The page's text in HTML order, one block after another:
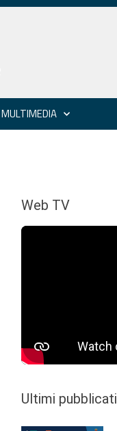
MULTIMEDIA
Web TV
Ultimi pubblicati